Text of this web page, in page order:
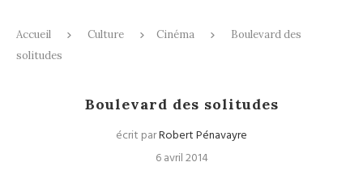
Accueil Culture Cinéma
Boulevard des
solitudes
Boulevard des solitudes
écrit parRobert Pénavayre
6 avril 2014